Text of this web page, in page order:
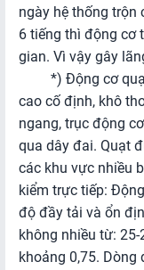
ngày hệ thống
6 tiếng thì động cơ
gian. Vì vậy gây
*) Động cơ
cao cố định, khô
ngang, trục động
qua dây đai. Quạt
các khu vực nhiều
kiểm trực tiếp:
độ đầy tải và ổn
không nhiều từ: 25-
khoảng 0,75. Dòng